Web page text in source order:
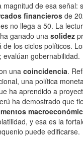
magnitud de esa señal:
financierosde
no llega a 50. La
ganado una solidez
de los ciclos políticos.
evalúan gobernabilidad.
una coincidencia.
una política
ha aprendido a
ha demostrado que
y esa es la
puede edificarse.